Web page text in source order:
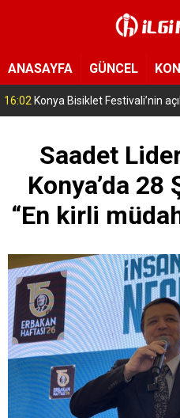
ANASAYFA GÜNCEL
15:11 Konya’da zabıta ve polis sahada! Toplu taşıma araçları tek tek denetleniyor
Saadet
Konya’da 28
“En kirli